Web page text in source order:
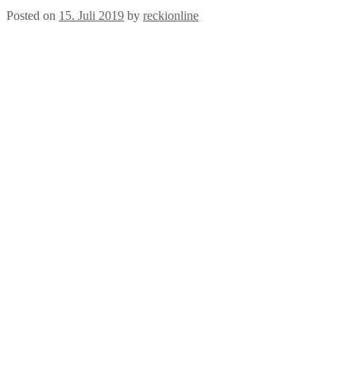
Posted on 15. Juli 2019 by reckionline